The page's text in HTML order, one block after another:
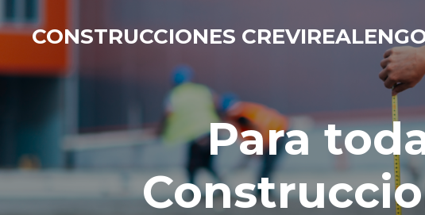
Ir
al
CONSTRUCCIONES
Para